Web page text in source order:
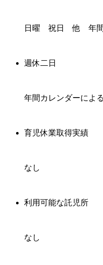
日曜 祝日 他 年間
週休二日
年間カレンダーによる
育児休業取得実績
なし
利用可能な託児所
なし